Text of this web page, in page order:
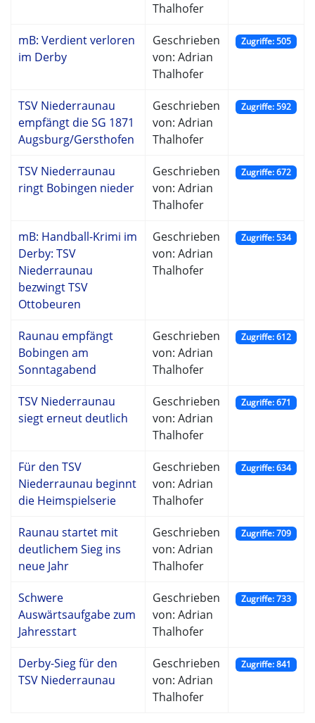
Thalhofer
mB: Verdient verloren
im Derby
Geschrieben
von: Adrian
Thalhofer
Zugriffe: 505
TSV Niederraunau
empfängt die SG 1871
Augsburg/Gersthofen
Geschrieben
von: Adrian
Thalhofer
Zugriffe: 592
TSV Niederraunau
ringt Bobingen nieder
Geschrieben
von: Adrian
Thalhofer
Zugriffe: 672
mB: Handball-Krimi im
Derby: TSV
Niederraunau
bezwingt TSV
Ottobeuren
Geschrieben
von: Adrian
Thalhofer
Zugriffe: 534
Raunau empfängt
Bobingen am
Sonntagabend
Geschrieben
von: Adrian
Thalhofer
Zugriffe: 612
TSV Niederraunau
siegt erneut deutlich
Geschrieben
von: Adrian
Thalhofer
Zugriffe: 671
Für den TSV
Niederraunau beginnt
die Heimspielserie
Geschrieben
von: Adrian
Thalhofer
Zugriffe: 634
Raunau startet mit
deutlichem Sieg ins
neue Jahr
Geschrieben
von: Adrian
Thalhofer
Zugriffe: 709
Schwere
Auswärtsaufgabe zum
Jahresstart
Geschrieben
von: Adrian
Thalhofer
Zugriffe: 733
Derby-Sieg für den
TSV Niederraunau
Geschrieben
von: Adrian
Thalhofer
Zugriffe: 841